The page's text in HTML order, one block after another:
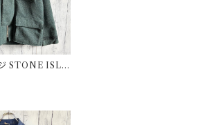
STONE ISLA
ト ストーンア
ッジ